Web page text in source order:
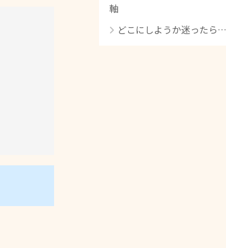
軸
どこにしようか迷ったら…